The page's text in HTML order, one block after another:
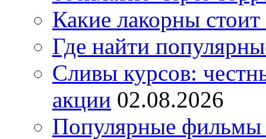
Какие лакорны стоит
Где найти
Сливы курсов:
акции 02.08.2026
Популярные фильмы